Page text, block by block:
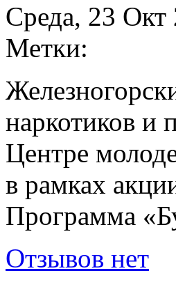
Среда, 23
Метки:
наркотиков и
Центре
в рамках
Программа
Отзывов нет